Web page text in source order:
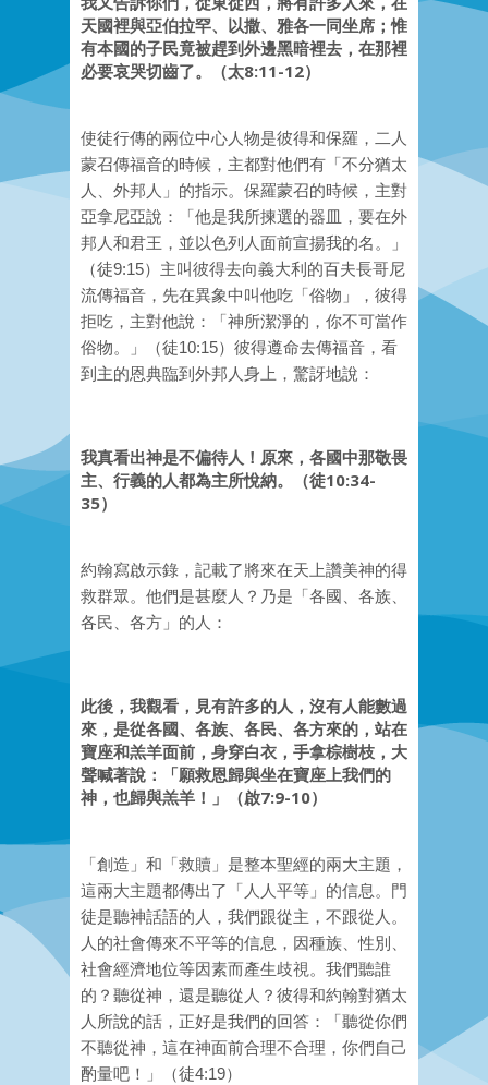
天國裡與亞伯拉罕、以撒、雅各一同坐席；惟
有本國的子民竟被趕到外邊黑暗裡去，在那裡
必要哀哭切齒了。（太8:11-12）
使徒行傳的兩位中心人物是彼得和保羅，二人
蒙召傳福音的時候，主都對他們有「不分猶太
人、外邦人」的指示。保羅蒙召的時候，主對
亞拿尼亞說：「他是我所揀選的器皿，要在外
邦人和君王，並以色列人面前宣揚我的名。」
（徒9:15）主叫彼得去向義大利的百夫長哥尼
流傳福音，先在異象中叫他吃「俗物」，彼得
拒吃，主對他說：「神所潔淨的，你不可當作
俗物。」（徒10:15）彼得遵命去傳福音，看
到主的恩典臨到外邦人身上，驚訝地說：
我真看出神是不偏待人！原來，各國中那敬畏
主、行義的人都為主所悅納。（徒10:34-
35）
約翰寫啟示錄，記載了將來在天上讚美神的得
救群眾。他們是甚麼人？乃是「各國、各族、
各民、各方」的人：
此後，我觀看，見有許多的人，沒有人能數過
來，是從各國、各族、各民、各方來的，站在
寶座和羔羊面前，身穿白衣，手拿棕樹枝，大
聲喊著說：「願救恩歸與坐在寶座上我們的
神，也歸與羔羊！」（啟7:9-10）
「創造」和「救贖」是整本聖經的兩大主題，
這兩大主題都傳出了「人人平等」的信息。門
徒是聽神話語的人，我們跟從主，不跟從人。
人的社會傳來不平等的信息，因種族、性別、
社會經濟地位等因素而產生歧視。我們聽誰
的？聽從神，還是聽從人？彼得和約翰對猶太
人所說的話，正好是我們的回答：「聽從你們
不聽從神，這在神面前合理不合理，你們自己
酌量吧！」（徒4:19）